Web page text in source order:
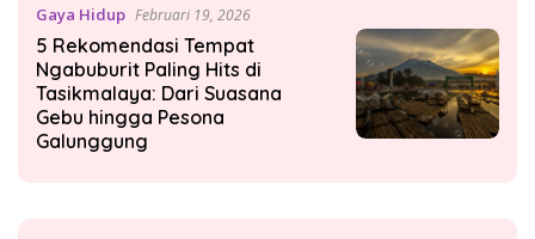
Gaya Hidup Februari 19, 2026
5 Rekomendasi Tempat
Ngabuburit Paling Hits di
Tasikmalaya: Dari Suasana
Gebu hingga Pesona
Galunggung